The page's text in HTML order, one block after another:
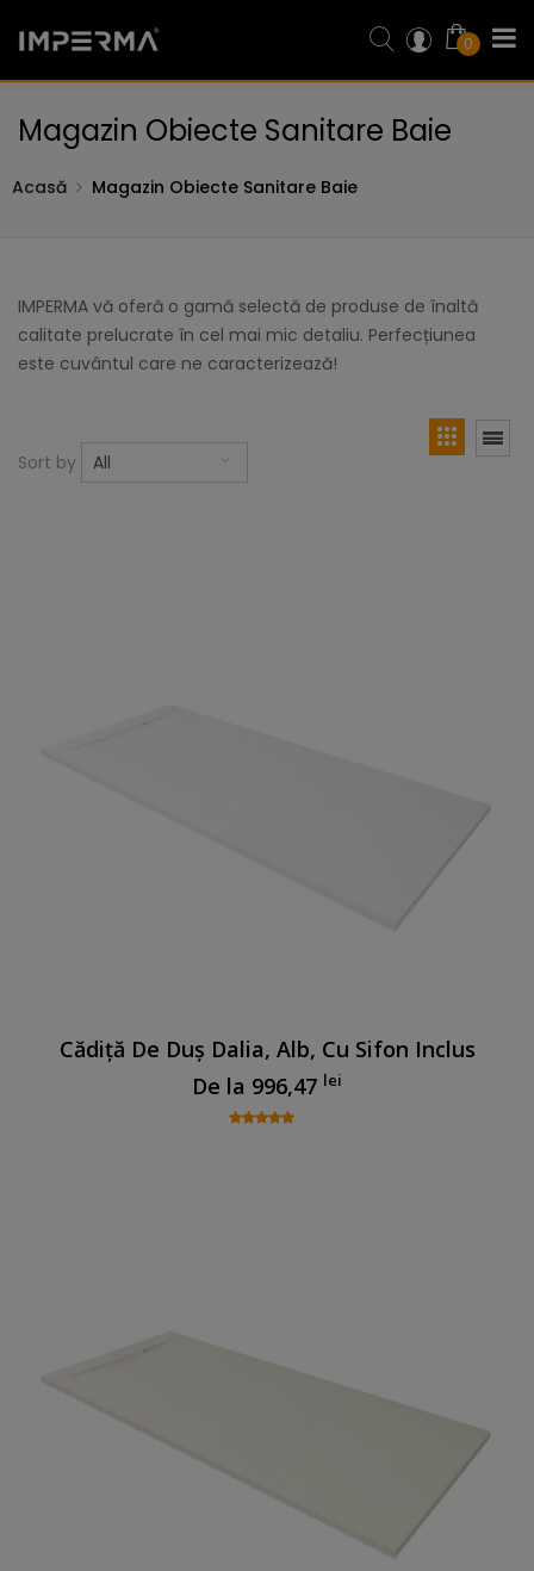
0
Magazin Obiecte Sanitare Baie
Acasă Magazin Obiecte Sanitare Baie
IMPERMA vă oferă o gamă selectă de produse de înaltă
calitate prelucrate în cel mai mic detaliu. Perfecțiunea
este cuvântul care ne caracterizează!
Sort by All
Cădiță De Duș Dalia, Alb, Cu Sifon Inclus
De la 996,47 lei